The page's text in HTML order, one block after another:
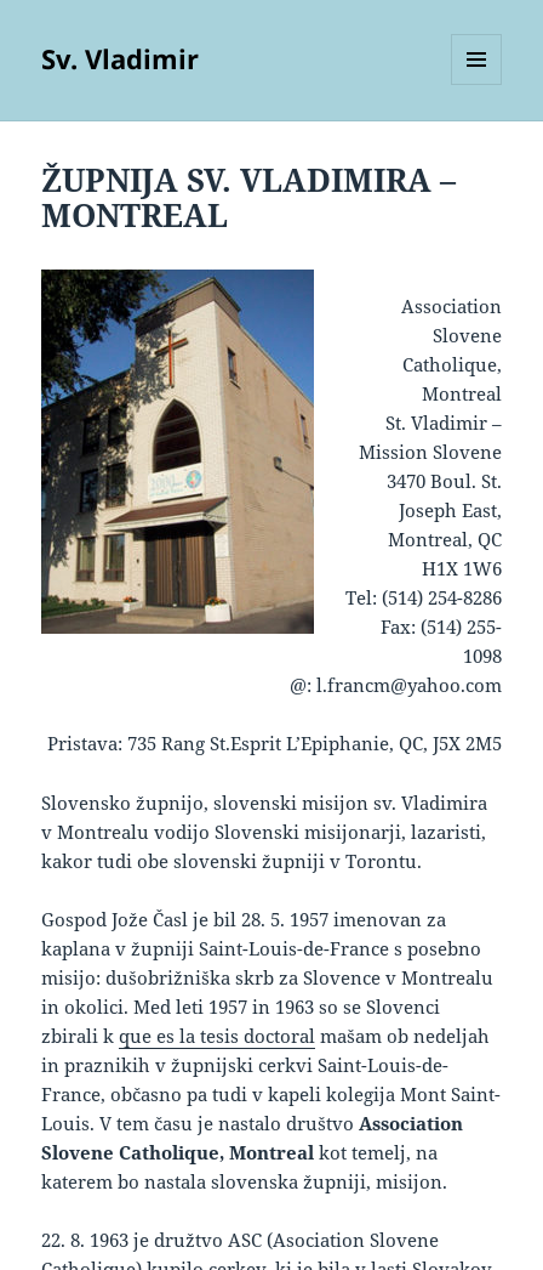
Sv. Vladimir
ŽUPNIJA SV. VLADIMIRA –
MONTREAL
Association
Slovene
Catholique,
Montreal
St. Vladimir –
Mission Slovene
3470 Boul. St.
Joseph East,
Montreal, QC
H1X 1W6
Tel: (514) 254-8286
Fax: (514) 255-
1098
@: l.francm@yahoo.com
Pristava: 735 Rang St.Esprit L’Epiphanie, QC, J5X 2M5
keto supplement pills
Slovensko župnijo, slovenski misijon sv. Vladimira
v Montrealu vodijo Slovenski misijonarji, lazaristi,
kakor tudi obe slovenski župniji v Torontu.
Gospod Jože Časl je bil 28. 5. 1957 imenovan za
kaplana v župniji Saint-Louis-de-France s posebno
misijo: dušobrižniška skrb za Slovence v Montrealu
in okolici. Med leti 1957 in 1963 so se Slovenci
zbirali kque es la tesis doctoral mašam ob nedeljah
in praznikih v župnijski cerkvi Saint-Louis-de-
France, občasno pa tudi v kapeli kolegija Mont Saint-
Louis. V tem času je nastalo društvoAssociation
Slovene Catholique, Montreal kot temelj, na
katerem bo nastala slovenska župniji, misijon.
22. 8. 1963 je družtvo ASC (Asociation Slovene